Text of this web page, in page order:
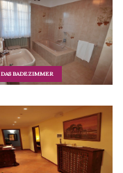
DAS BADEZIMMER